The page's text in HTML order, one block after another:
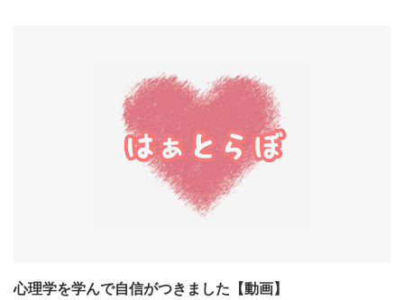
心理学を学んで自信がつきました【動画】